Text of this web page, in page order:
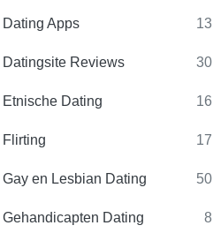
Dating Apps 13
Datingsite Reviews 30
Etnische Dating 16
Flirting 17
Gay en Lesbian Dating 50
Gehandicapten Dating 8